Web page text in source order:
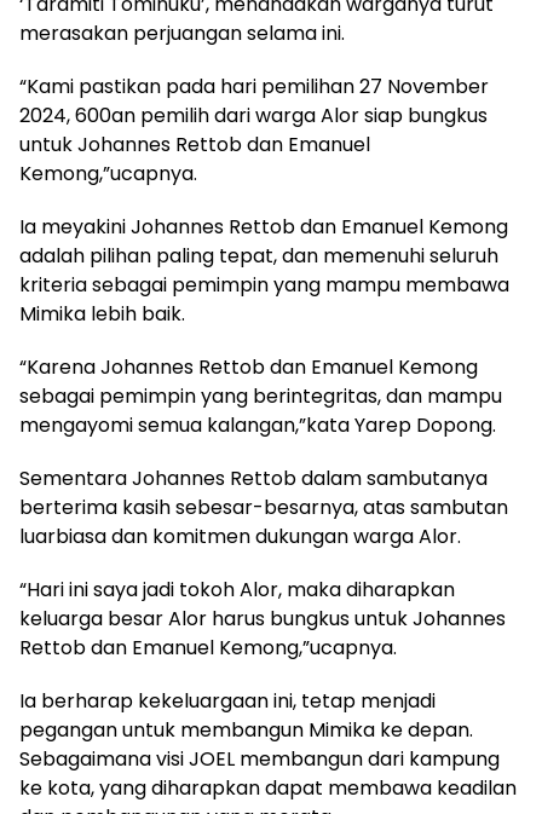
merasakan perjuangan selama ini.
“Kami pastikan pada hari pemilihan 27 November
2024, 600an pemilih dari warga Alor siap bungkus
untuk Johannes Rettob dan Emanuel
Kemong,”ucapnya.
Ia meyakini Johannes Rettob dan Emanuel Kemong
adalah pilihan paling tepat, dan memenuhi seluruh
kriteria sebagai pemimpin yang mampu membawa
Mimika lebih baik.
“Karena Johannes Rettob dan Emanuel Kemong
sebagai pemimpin yang berintegritas, dan mampu
mengayomi semua kalangan,”kata Yarep Dopong.
Sementara Johannes Rettob dalam sambutanya
berterima kasih sebesar-besarnya, atas sambutan
luarbiasa dan komitmen dukungan warga Alor.
“Hari ini saya jadi tokoh Alor, maka diharapkan
keluarga besar Alor harus bungkus untuk Johannes
Rettob dan Emanuel Kemong,”ucapnya.
Ia berharap kekeluargaan ini, tetap menjadi
pegangan untuk membangun Mimika ke depan.
Sebagaimana visi JOEL membangun dari kampung
ke kota, yang diharapkan dapat membawa keadilan